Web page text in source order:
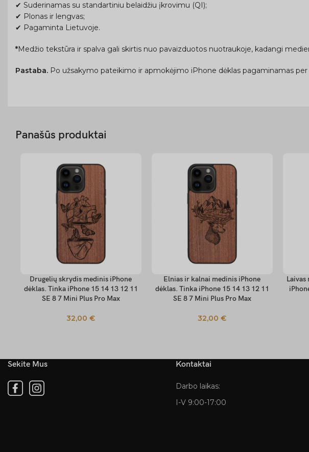
✔ Suderinamas su standartiniu belaidžiu įkrovimu (QI);
✔ Plonas ir lengvas;
✔ Pagaminta Lietuvoje.
*Medžio tekstūra ir spalva gali skirtis nuo pavaizduotos nuotraukoje, kadangi
Pastaba. Po užsakymo pateikimo ir apmokėjimo iPhone dėklas pagaminamas per
Panašūs produktai
PASIRINKTI SAVYBES
Drugelių skrydis medinis iPhone
dėklas. Tinka iPhone 15 14 13 12 11
SE 8 7 Mini Plus Pro Max
32,00€
PASIRINKTI SAVYBES
Elnias ir kalnai medinis iPhone
dėklas. Tinka iPhone 15 14 13 12 11
SE 8 7 Mini Plus Pro Max
32,00€
Laivas
Sekite Mus Kontaktai
Darbo laikas:
I-V 9:00-17:00